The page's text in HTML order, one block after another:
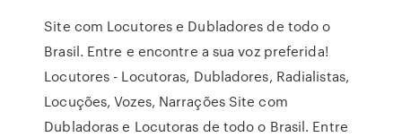
Site com Locutores e Dubladores de todo o
Brasil. Entre e encontre a sua voz preferida!
Locutores - Locutoras, Dubladores, Radialistas,
Locuções, Vozes, Narrações Site com
Dubladoras e Locutoras de todo o Brasil. Entre